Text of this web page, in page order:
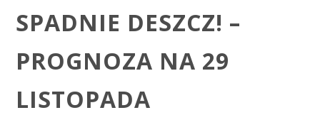
SPADNIE DESZCZ! –
PROGNOZA NA 29
LISTOPADA